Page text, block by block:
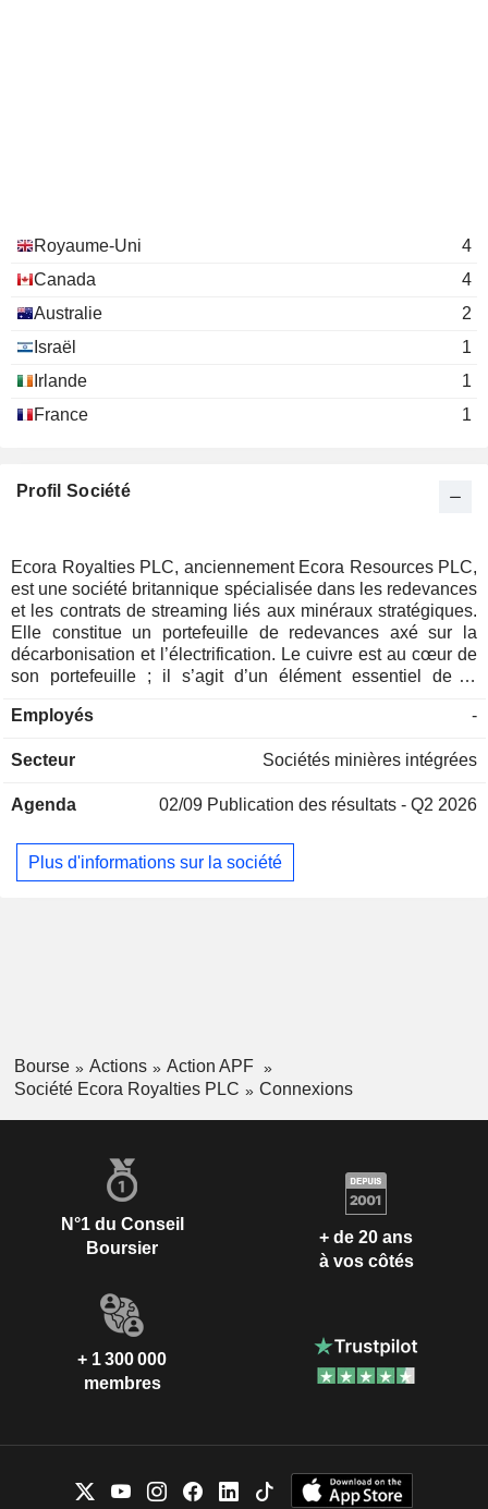
Royaume-Uni
4
Canada
4
Australie
2
Israël
1
Irlande
1
France
1
Profil Société
Ecora Royalties PLC, anciennement Ecora Resources PLC,
est une société britannique spécialisée dans les redevances
et les contrats de streaming liés aux minéraux stratégiques.
Elle constitue un portefeuille de redevances axé sur la
décarbonisation et l’électrification. Le cuivre est au cœur de
son portefeuille ; il s’agit d’un élément essentiel de la
l’innovation technologique. La société détient environ 23
streaming répartis sur les cinq continents. Son portefeuille
l’uranium, ainsi que des matières premières en vrac et
fonctions, allant des composants structurels au câblage
électrique, et comprend le cuivre, le cobalt et le nickel. Le
Employés -
Secteur Sociétés minières intégrées
Agenda 02/09 Publication des résultats - Q2 2026
Plus d'informations sur la société
Bourse Actions
Action APF
Société Ecora Royalties PLC
Connexions
N°1 du Conseil
Boursier
+ de 20 ans
à vos côtés
+ 1 300 000
membres